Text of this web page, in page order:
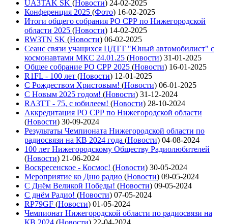
UA3TAK SK (Новости) 24-02-2025
Конференция 2025 (Фото) 16-02-2025
Итоги общего собрания РО СРР по Нижегородской
области 2025 (Новости) 14-02-2025
RW3TN SK (Новости) 06-02-2025
Сеанс связи учащихся ЦДТТ "Юный автомобилист" с
космонавтами МКС 24.01.25 (Новости) 31-01-2025
Общее собрание РО СРР 2025 (Новости) 16-01-2025
R1FL - 100 лет (Новости) 12-01-2025
С Рождеством Христовым! (Новости) 06-01-2025
С Новым 2025 годом! (Новости) 31-12-2024
RA3TT - 75, с юбилеем! (Новости) 28-10-2024
Аккредитация РО СРР по Нижегородской области
(Новости) 30-09-2024
Результаты Чемпионата Нижегородской области по
радиосвязи на КВ 2024 года (Новости) 04-08-2024
100 лет Нижегородскому Обществу Радиолюбителей
(Новости) 21-06-2024
Воскресенское - Космос! (Новости) 30-05-2024
Мероприятие ко Дню радио (Новости) 09-05-2024
С Днём Великой Победы! (Новости) 09-05-2024
С днём Радио! (Новости) 07-05-2024
RP79GF (Новости) 01-05-2024
Чемпионат Нижегородской области по радиосвязи на
КВ 2024 (Новости) 22-04-2024